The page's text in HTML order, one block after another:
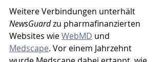
Weitere Verbindungen unterhält
NewsGuard zu pharmafinanzierten
Websites wie WebMD und
Medscape. Vor einem Jahrzehnt